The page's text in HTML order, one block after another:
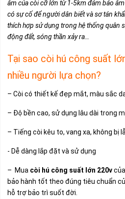
âm của còi cỡ lớn từ 1-5km đảm bảo
có sự cố để người dân biết và sơ tán
thích hợp sử dụng trong hệ thống quân
động đất, sóng thần xảy ra…
Tại sao còi hú công suất
nhiều người lựa chọn?
– Còi có thiết kế đẹp mắt, màu sắc
– Độ bền cao, sử dụng lâu dài trong
– Tiếng còi kêu to, vang xa, không bị
- Dễ dàng lắp đặt và sử dụng
– Mua còi hú công suất lớn 220v
bảo hành tốt theo đúng tiêu chuẩn
hỗ trợ bảo trì suốt đời.